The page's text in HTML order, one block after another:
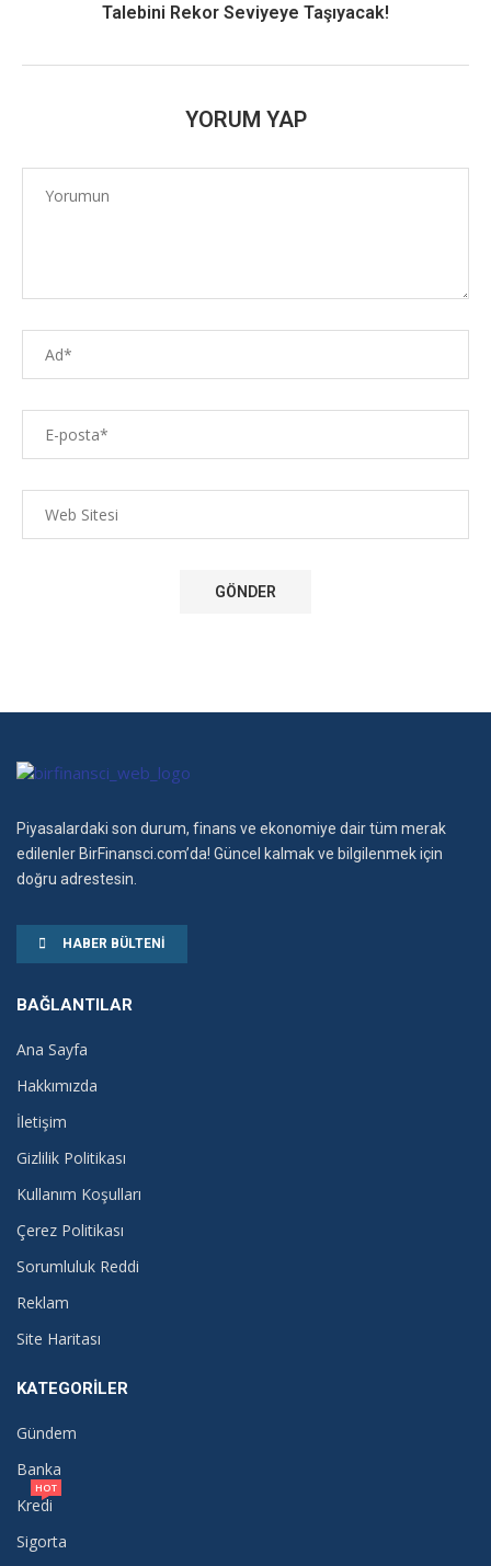
Talebini Rekor Seviyeye Taşıyacak!
YORUM YAP
Piyasalardaki son durum, finans ve ekonomiye dair tüm merak
edilenler BirFinansci.com’da! Güncel kalmak ve bilgilenmek için
doğru adrestesin.
HABER BÜLTENI
BAĞLANTILAR
Ana Sayfa
Hakkımızda
İletişim
Gizlilik Politikası
Kullanım Koşulları
Çerez Politikası
Sorumluluk Reddi
Reklam
Site Haritası
KATEGORILER
Gündem
Banka
Kredi
HOT
Sigorta